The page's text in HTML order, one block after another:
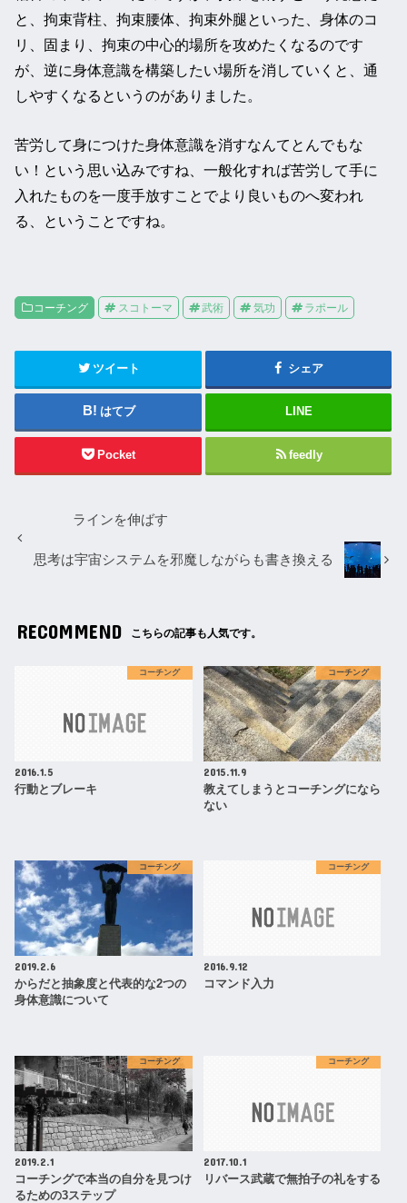
と、拘束背柱、拘束腰体、拘束外腿といった、身体のコ
リ、固まり、拘束の中心的場所を攻めたくなるのです
が、逆に身体意識を構築したい場所を消していくと、通
しやすくなるというのがありました。
苦労して身につけた身体意識を消すなんてとんでもな
い！という思い込みですね、一般化すれば苦労して手に
入れたものを一度手放すことでより良いものへ変われ
る、ということですね。
コーチング スコトーマ 武術 気功 ラポール
ツイート シェア
はてブ LINE
Pocket feedly
ラインを伸ばす
思考は宇宙システムを邪魔しながらも書き換える
RECOMMEND こちらの記事も人気です。
コーチング
2016.1.5
行動とブレーキ
コーチング
2015.11.9
教えてしまうとコーチングになら
ない
コーチング
2019.2.6
からだと抽象度と代表的な2つの
身体意識について
コーチング
2016.9.12
コマンド入力
コーチング
2019.2.1
コーチングで本当の自分を見つけ
るための3ステップ
コーチング
2017.10.1
リバース武蔵で無拍子の礼をする